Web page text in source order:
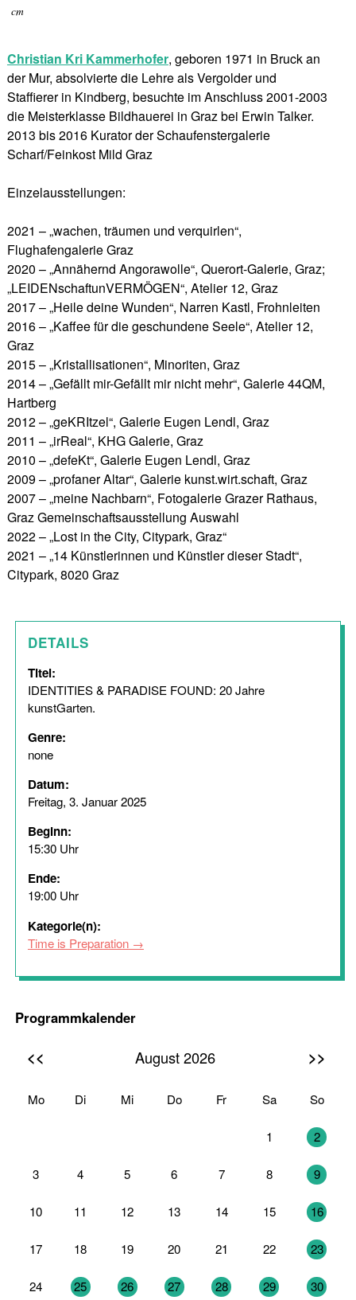
cm
Christian Kri Kammerhofer, geboren 1971 in Bruck an
der Mur, absolvierte die Lehre als Vergolder und
Staffierer in Kindberg, besuchte im Anschluss 2001-2003
die Meisterklasse Bildhauerei in Graz bei Erwin Talker.
2013 bis 2016 Kurator der Schaufenstergalerie
Scharf/Feinkost Mild Graz
Einzelausstellungen:
2021 – „wachen, träumen und verquirlen“,
Flughafengalerie Graz
2020 – „Annähernd Angorawolle“, Querort-Galerie, Graz;
„LEIDENschaftunVERMÖGEN“, Atelier 12, Graz
2017 – „Heile deine Wunden“, Narren Kastl, Frohnleiten
2016 – „Kaffee für die geschundene Seele“, Atelier 12,
Graz
2015 – „Kristallisationen“, Minoriten, Graz
2014 – „Gefällt mir-Gefällt mir nicht mehr“, Galerie 44QM,
Hartberg
2012 – „geKRItzel“, Galerie Eugen Lendl, Graz
2011 – „irReal“, KHG Galerie, Graz
2010 – „defeKt“, Galerie Eugen Lendl, Graz
2009 – „profaner Altar“, Galerie kunst.wirt.schaft, Graz
2007 – „meine Nachbarn“, Fotogalerie Grazer Rathaus,
Graz Gemeinschaftsausstellung Auswahl
2022 – „Lost in the City, Citypark, Graz“
2021 – „14 Künstlerinnen und Künstler dieser Stadt“,
Citypark, 8020 Graz
DETAILS
Titel:
IDENTITIES & PARADISE FOUND: 20 Jahre
kunstGarten.
Genre:
none
Datum:
Freitag, 3. Januar 2025
Beginn:
15:30 Uhr
Ende:
19:00 Uhr
Kategorie(n):
Time is Preparation
Programmkalender
<< August 2026 >>
Mo Di Mi Do Fr Sa So
1 2
3 4 5 6 7 8 9
10 11 12 13 14 15 16
17 18 19 20 21 22 23
24 25 26 27 28 29 30